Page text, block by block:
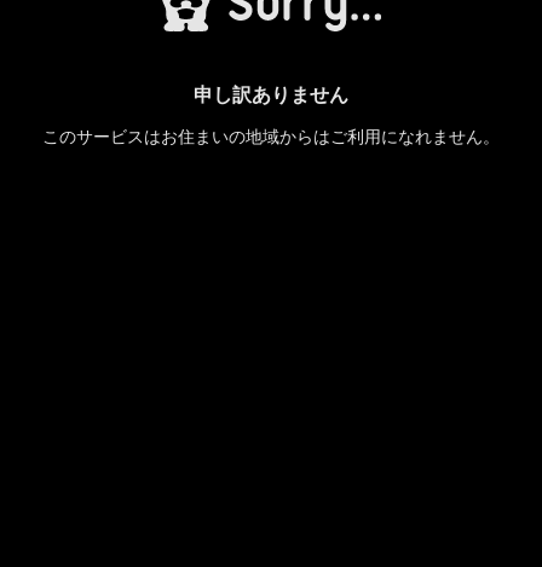
申し訳ありません
このサービスはお住まいの地域からはご利用になれません。